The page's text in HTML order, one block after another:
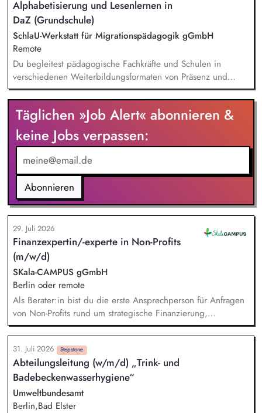
die Berufliche Bildung. Der Bereich Sprachenbildung
entwickelt in seinen Projekten dazu zielgruppengerechte und
innovative Unterrichtsmaterialien und begleitet pädagogische
Fachkräfte mit daran angeschlossenen
Weiterbildungsangeboten online wie offline.
Alphabetisierung und Lesenlernen in
DaZ (Grundschule)
SchlaU-Werkstatt für Migrationspädagogik gGmbH
Remote
Du begleitest pädagogische Fachkräfte und Schulen in
verschiedenen Weiterbildungsformaten von Präsenz und
Online-Workshops bis hin zu pädogischen Tagen und erstellst
Online-Selbstlernkurse für unsere Plattform schlau-lernen.org.
Die inhaltlichen Schwerpunkte liegen dabei auf den
Bereichen Lesen lernen, Mehrsprachigkeitsbewusstsein und
Alphabetisierung in der Grundschule.
Täglichen »Job Alert« abonnieren &
keine Jobs verpassen:
Abonnieren
29. Juli 2026
Finanzexpertin/-experte in Non-Profits
(m/w/d)
SKala-CAMPUS gGmbH
Berlin oder remote
Als Berater:in bist du die erste Ansprechperson für Anfragen
von Non-Profits rund um strategische Finanzierung,
Finanzmanagement und Fundraising. Dabei entwickelst du
den gesamten Prozess von der Anfrage über
Angebotserstellung bis zur eigenverantwortlichen Umsetzung.
Auf Basis der jeweiligen Herausforderungen entwickelst du
passgenaue Beratungsprozesse und berätst Organisationen zu
zentralen Fragen ihrer finanziellen Steuerung und
strategischen Weiterentwicklung.
31. Juli 2026 Stepstone
Abteilungs­leitung (w/m/d) „Trink- und
Badebecken­wasserhygiene“
Umweltbundesamt
Berlin,Bad Elster